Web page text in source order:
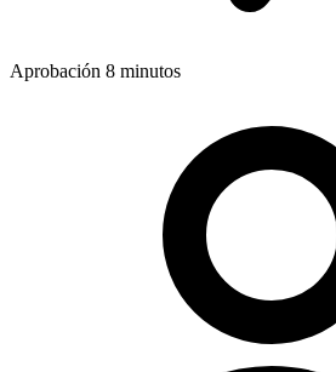
Aprobación 8 minutos